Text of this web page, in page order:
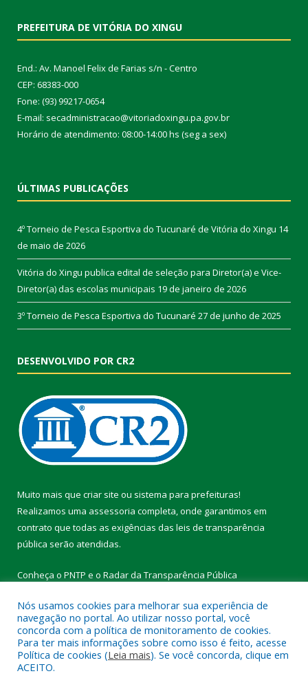
PREFEITURA DE VITÓRIA DO XINGU
End.: Av. Manoel Felix de Farias s/n - Centro
CEP: 68383-000
Fone: (93) 99217-0654
E-mail: secadministracao@vitoriadoxingu.pa.gov.br
Horário de atendimento: 08:00-14:00 hs (seg a sex)
ÚLTIMAS PUBLICAÇÕES
4º Torneio de Pesca Esportiva do Tucunaré de Vitória do Xingu 14
de maio de 2026
Vitória do Xingu publica edital de seleção para Diretor(a) e Vice-
Diretor(a) das escolas municipais 19 de janeiro de 2026
3º Torneio de Pesca Esportiva do Tucunaré 27 de junho de 2025
DESENVOLVIDO POR CR2
Muito mais que criar site ou sistema para prefeituras!
Realizamos uma assessoria completa, onde garantimos em
contrato que todas as exigências das leis de transparência
pública serão atendidas.
Conheça o PNTP e o Radar da Transparência Pública
Todos os direitos reservados a Prefeitura Municipal de Vitória do
Xingu.
Nós usamos cookies para melhorar sua experiência de
navegação no portal. Ao utilizar nosso portal, você
concorda com a política de monitoramento de cookies.
Para ter mais informações sobre como isso é feito, acesse
Política de cookies (Leia mais). Se você concorda, clique em
ACEITO.